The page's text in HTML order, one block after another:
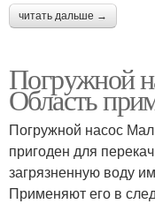
читать дальше →
Погружной
Область
Погружной насос
пригоден для
загрязненную воду
Применяют его в